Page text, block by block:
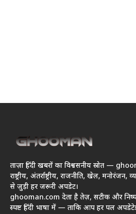
ताज़ा हिंदी खबरों का विश्वसनीय स्रोत —
राष्ट्रीय, अंतर्राष्ट्रीय, राजनीति, खेल,
से जुड़ी हर जरूरी अपडेट।
ghooman.com देता है तेज़, सटीक और
स्पष्ट हिंदी भाषा में — ताकि आप हर पल